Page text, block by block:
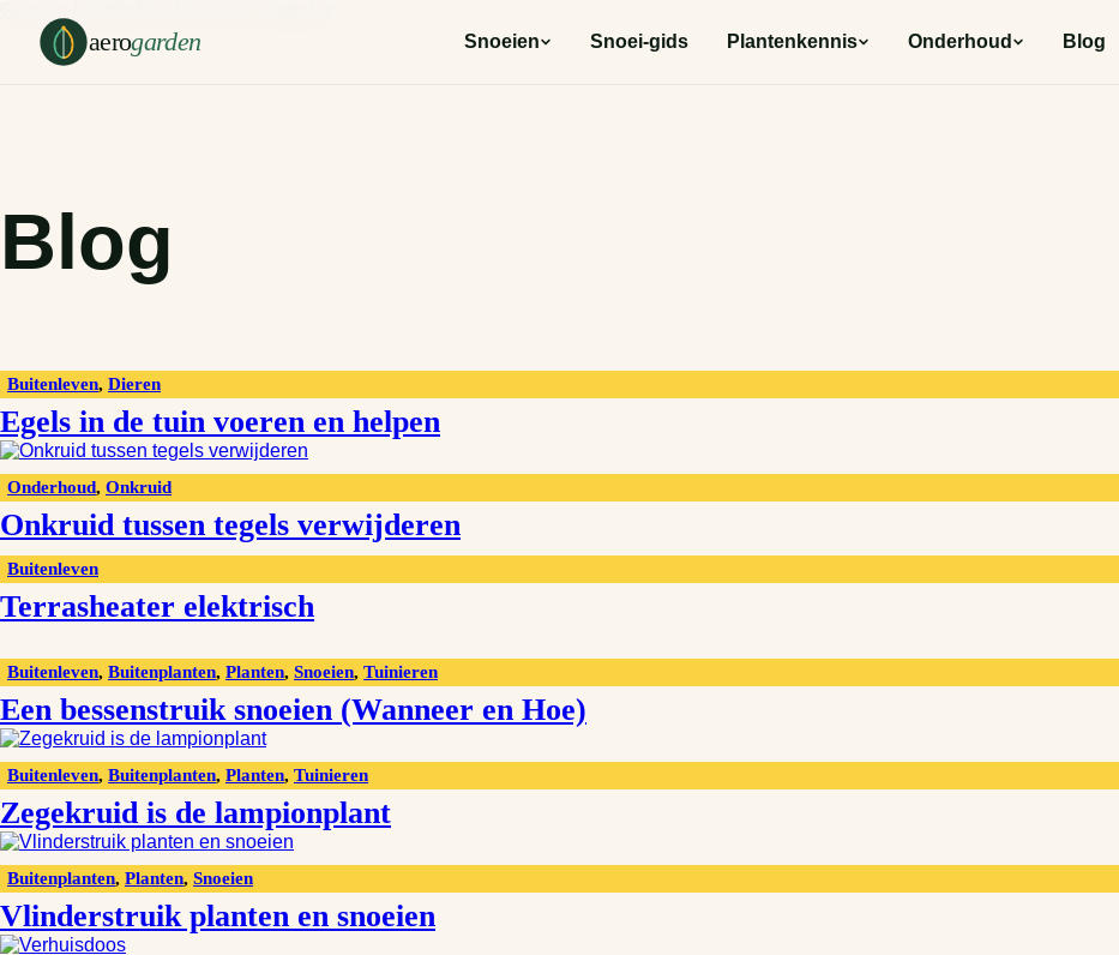
aerogarden Snoeien Snoei-gids Plantenkennis Onderhoud Blog
Blog
Buitenleven, Dieren
Egels in de tuin voeren en helpen
Onderhoud, Onkruid
Onkruid tussen tegels verwijderen
Buitenleven
Terrasheater elektrisch
Buitenleven, Buitenplanten, Planten, Snoeien, Tuinieren
Een bessenstruik snoeien (Wanneer en Hoe)
Buitenleven, Buitenplanten, Planten, Tuinieren
Zegekruid is de lampionplant
Buitenplanten, Planten, Snoeien
Vlinderstruik planten en snoeien